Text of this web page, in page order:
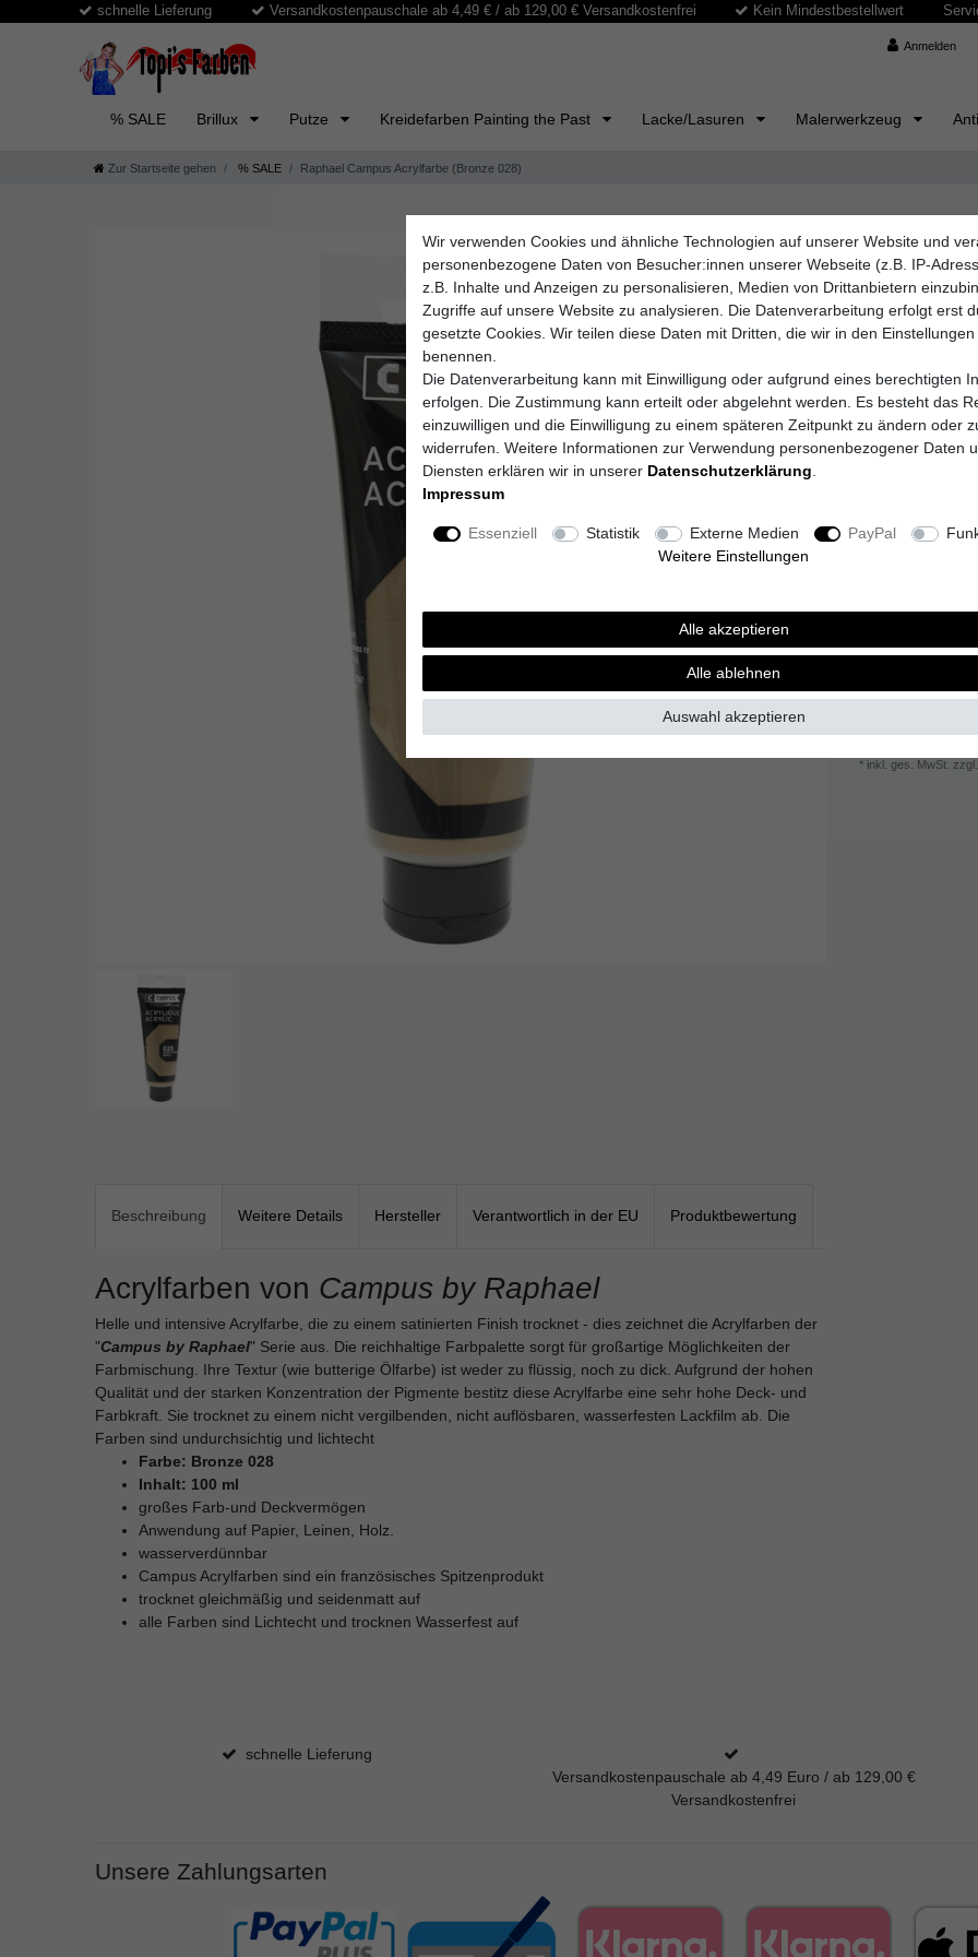
schnelle Lieferung Versandkostenpauschale ab 4,49 € / ab 129,00 € Versandkostenfrei Kein Mindestbestellwert
Anmelden
% SALE Brillux Putze Kreidefarben Painting the Past Lacke/Lasuren Malerwerkzeug
Zur Startseite gehen % SALE Raphael Campus Acrylfarbe (Bronze 028)
MAX SAUER SAS
Raphael
UVP 5,60 €
Grundpreis
Sofort
* inkl. ges. MwSt. zzgl.
Beschreibung Weitere Details Hersteller Verantwortlich in der EU Produktbewertung
Acrylfarben von Campus by Raphael
Helle und intensive Acrylfarbe, die zu einem satinierten Finish trocknet - dies zeichnet die Acrylfarben der
"Campus by Raphael" Serie aus. Die reichhaltige Farbpalette sorgt für großartige Möglichkeiten der
Farbmischung. Ihre Textur (wie butterige Ölfarbe) ist weder zu flüssig, noch zu dick. Aufgrund der hohen
Qualität und der starken Konzentration der Pigmente bestitz diese Acrylfarbe eine sehr hohe Deck- und
Farbkraft. Sie trocknet zu einem nicht vergilbenden, nicht auflösbaren, wasserfesten Lackfilm ab. Die
Farben sind undurchsichtig und lichtecht
Farbe: Bronze 028
Inhalt: 100 ml
großes Farb-und Deckvermögen
Anwendung auf Papier, Leinen, Holz.
wasserverdünnbar
Campus Acrylfarben sind ein französisches Spitzenprodukt
trocknet gleichmäßig und seidenmatt auf
alle Farben sind Lichtecht und trocknen Wasserfest auf
schnelle Lieferung
Versandkostenpauschale ab 4,49 Euro / ab 129,00 €
Versandkostenfrei
Unsere Zahlungsarten
Wir verwenden Cookies und ähnliche Technologien auf unserer Website und
personenbezogene Daten von Besucher:innen unserer Webseite (z.B. IP-
z.B. Inhalte und Anzeigen zu personalisieren, Medien von Drittanbietern
Zugriffe auf unsere Website zu analysieren. Die Datenverarbeitung erfolgt erst
gesetzte Cookies. Wir teilen diese Daten mit Dritten, die wir in den Einstellungen
benennen.
Die Datenverarbeitung kann mit Einwilligung oder aufgrund eines berechtigten
erfolgen. Die Zustimmung kann erteilt oder abgelehnt werden. Es besteht das
einzuwilligen und die Einwilligung zu einem späteren Zeitpunkt zu ändern oder
widerrufen. Weitere Informationen zur Verwendung personenbezogener Daten
Diensten erklären wir in unserer Daten­schutz­erklärung
Impressum
Essenziell Statistik Externe Medien PayPal
Weitere Einstellungen
Alle akzeptieren
Alle ablehnen
Auswahl akzeptieren